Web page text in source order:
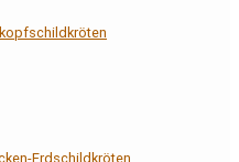
Erdschildkröten